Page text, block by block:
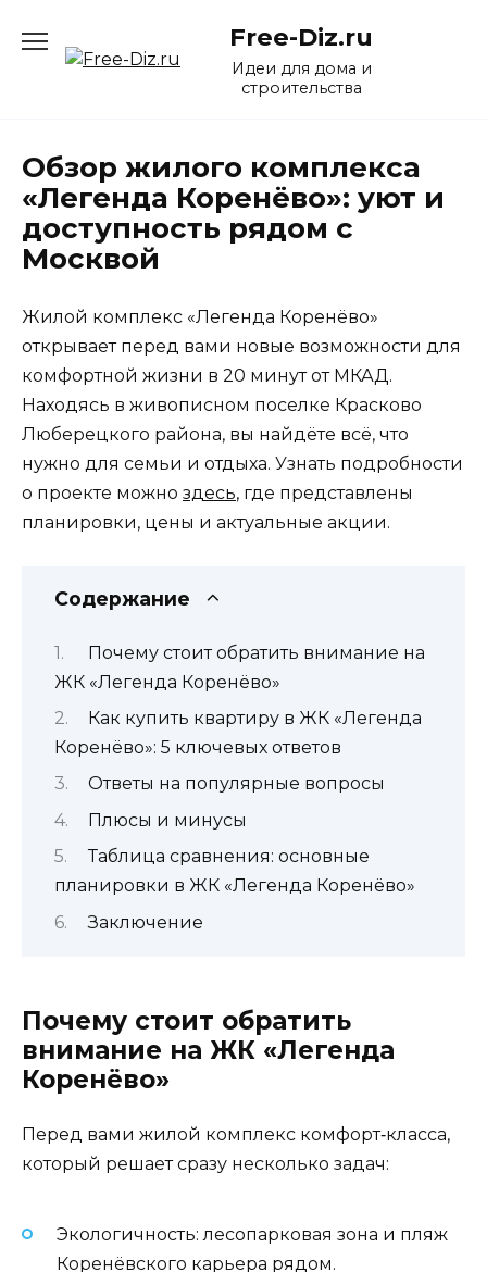
содержанию
Free-Diz.ru
Идеи для дома и
строительства
Обзор жилого комплекса
«Легенда Коренёво»: уют и
доступность рядом с
Москвой
Жилой комплекс «Легенда Коренёво»
открывает перед вами новые возможности для
комфортной жизни в 20 минут от МКАД.
Находясь в живописном поселке Красково
Люберецкого района, вы найдёте всё, что
нужно для семьи и отдыха. Узнать подробности
о проекте можно здесь, где представлены
планировки, цены и актуальные акции.
Содержание
Почему стоит обратить внимание на
ЖК «Легенда Коренёво»
Как купить квартиру в ЖК «Легенда
Коренёво»: 5 ключевых ответов
Ответы на популярные вопросы
Плюсы и минусы
Таблица сравнения: основные
планировки в ЖК «Легенда Коренёво»
Заключение
Почему стоит обратить
внимание на ЖК «Легенда
Коренёво»
Перед вами жилой комплекс комфорт‑класса,
который решает сразу несколько задач:
Экологичность: лесопарковая зона и пляж
Коренёвского карьера рядом.